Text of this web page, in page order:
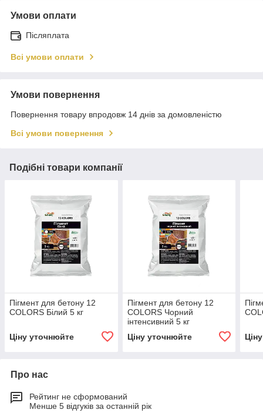
Умови оплати
Післяплата
Всі умови оплати
Умови повернення
Повернення товару впродовж 14 днів за домовленістю
Всі умови повернення
Подібні товари компанії
Пігмент для бетону 12
COLORS Білий 5 кг
Ціну уточнюйте
Пігмент для бетону 12
COLORS Чорний
інтенсивний 5 кг
Ціну уточнюйте
Про нас
Рейтинг не сформований
Менше 5 відгуків за останній рік